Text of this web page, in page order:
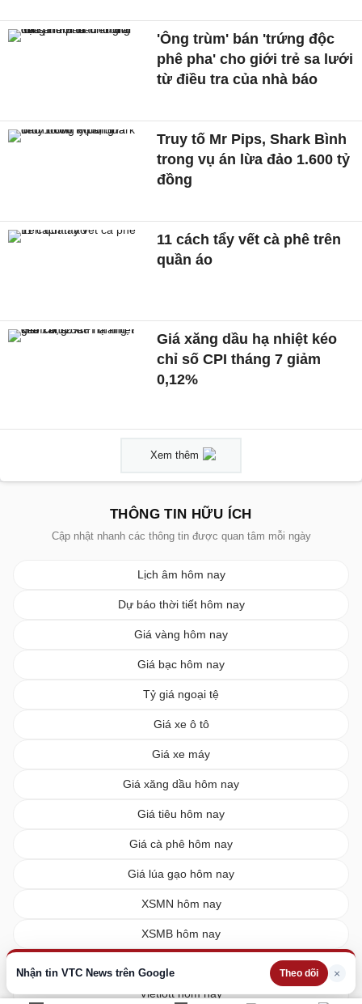
Nhận tin VTC News trên Google Theo dõi ×
'Ông trùm' bán 'trứng độc
phê pha' cho giới trẻ sa lưới
từ điều tra của nhà báo
Truy tố Mr Pips, Shark Bình
trong vụ án lừa đảo 1.600 tỷ
đồng
11 cách tẩy vết cà phê trên
quần áo
Giá xăng dầu hạ nhiệt kéo
chỉ số CPI tháng 7 giảm
0,12%
Xem thêm
THÔNG TIN HỮU ÍCH
Cập nhật nhanh các thông tin được quan tâm mỗi ngày
Lịch âm hôm nay
Dự báo thời tiết hôm nay
Giá vàng hôm nay
Giá bạc hôm nay
Tỷ giá ngoại tệ
Giá xe ô tô
Giá xe máy
Giá xăng dầu hôm nay
Giá tiêu hôm nay
Giá cà phê hôm nay
Giá lúa gạo hôm nay
XSMN hôm nay
XSMB hôm nay
Vietlott hôm nay